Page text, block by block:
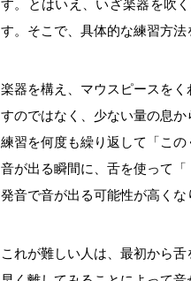
す。とはいえ、いざ楽器を吹
す。そこで、具体的な練習方法
楽器を構え、マウスピースを
すのではなく、少ない量の息
練習を何度も繰り返して「こ
音が出る瞬間に、舌を使って
発音で音が出る可能性が高くな
これが難しい人は、最初から